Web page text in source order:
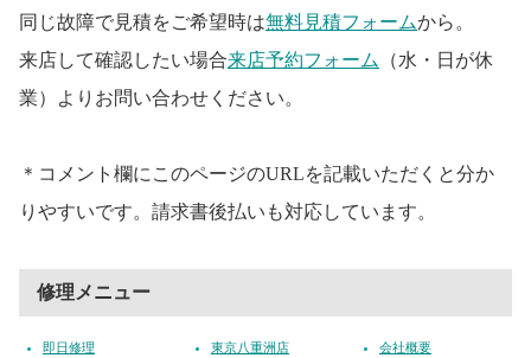
同じ故障で見積をご希望時は無料見積フォームから。
来店して確認したい場合来店予約フォーム
（水・日が休
業）よりお問い合わせください。
＊コメント欄にこのページのURLを記載いただくと分か
りやすいです。請求書後払いも対応しています。
修理メニュー
即日修理 東京八重洲店 会社概要